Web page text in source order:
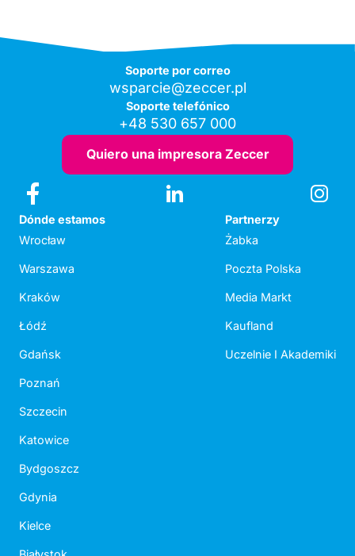
Soporte por correo
wsparcie@zeccer.pl
Soporte telefónico
+48 530 657 000
Quiero una impresora Zeccer
Dónde estamos
Wrocław
Warszawa
Kraków
Łódź
Gdańsk
Poznań
Szczecin
Katowice
Bydgoszcz
Gdynia
Kielce
Partnerzy
Żabka
Poczta Polska
Media Markt
Kaufland
Uczelnie I Akademiki